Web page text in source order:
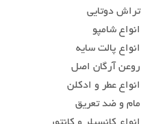
تراش دوتایی
انواع شامپو
انواع پالت سایه
روعن آرگان اصل
انواع عطر و ادکلن
مام و ضد تعریق